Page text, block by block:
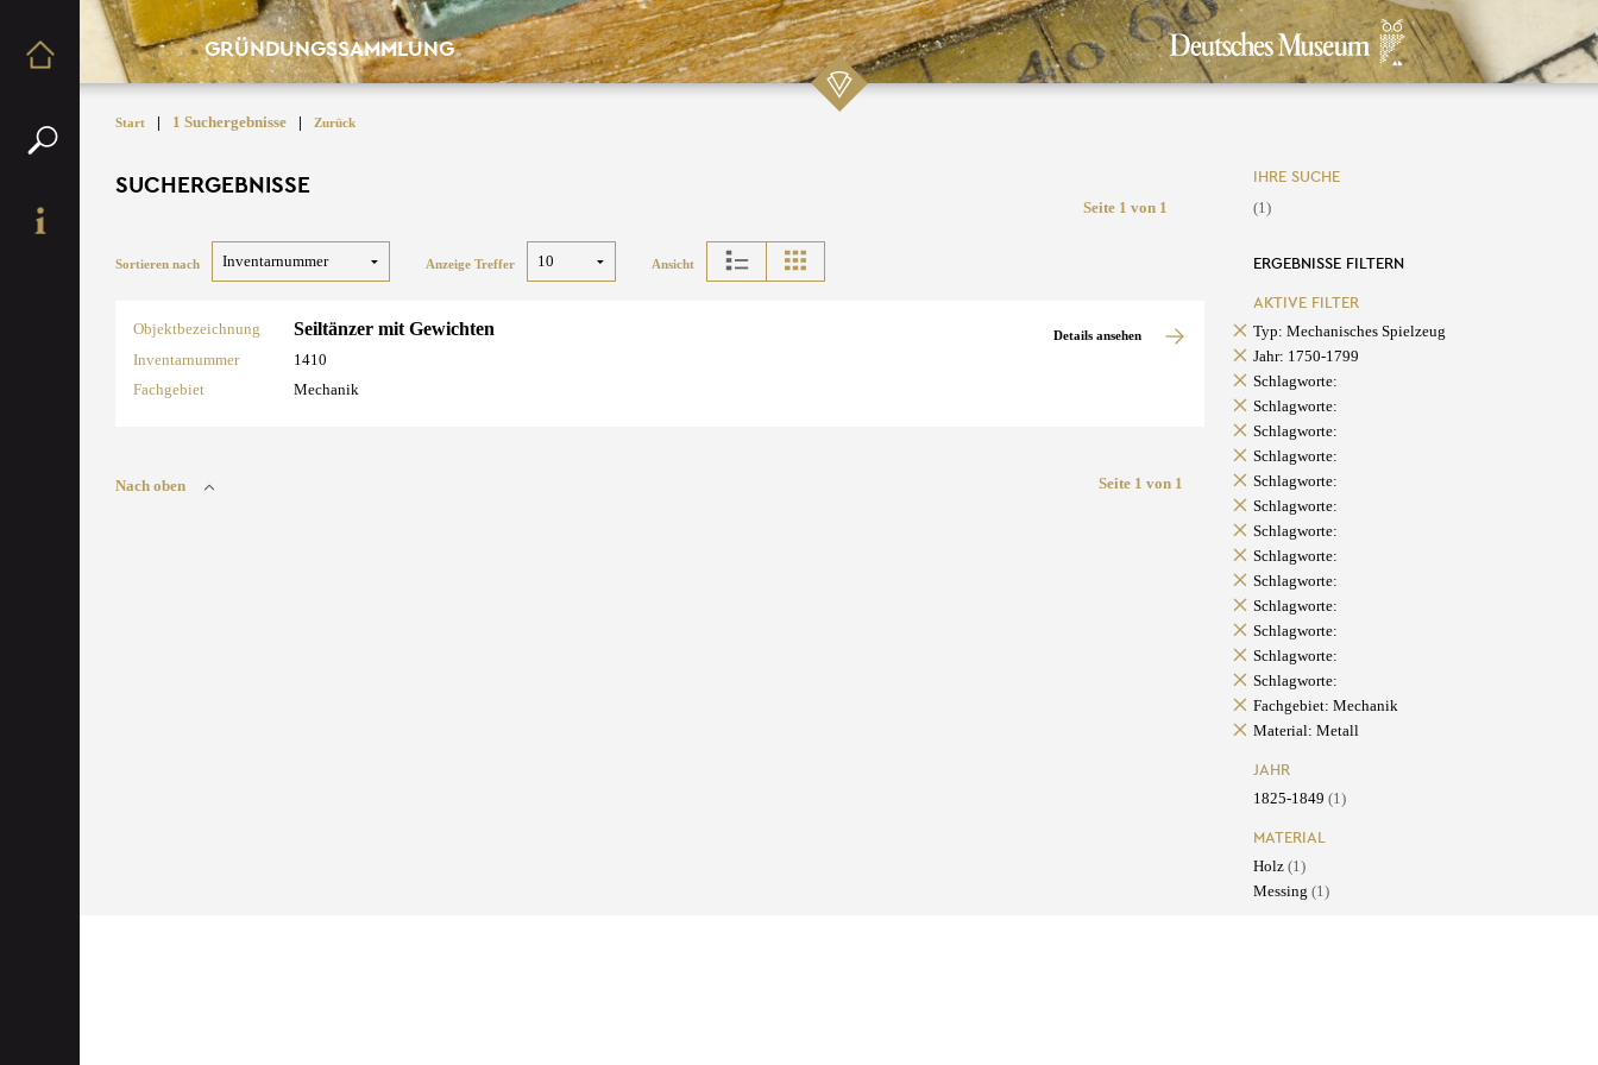
GRÜNDUNGSSAMMLUNG
Start | 1 Suchergebnisse | Zurück
SUCHERGEBNISSE
Seite 1 von 1
Sortieren nach Anzeige Treffer Ansicht
Objektbezeichnung Seiltänzer mit Gewichten
Inventarnummer
1410
Fachgebiet
Mechanik
Details ansehen
Nach oben Seite 1 von 1
IHRE SUCHE
(1)
ERGEBNISSE FILTERN
AKTIVE FILTER
Typ: Mechanisches Spielzeug
Jahr: 1750-1799
Schlagworte:
Schlagworte:
Schlagworte:
Schlagworte:
Schlagworte:
Schlagworte:
Schlagworte:
Schlagworte:
Schlagworte:
Schlagworte:
Schlagworte:
Schlagworte:
Schlagworte:
Fachgebiet: Mechanik
Material: Metall
JAHR
1825-1849 (1)
MATERIAL
Holz (1)
Messing (1)